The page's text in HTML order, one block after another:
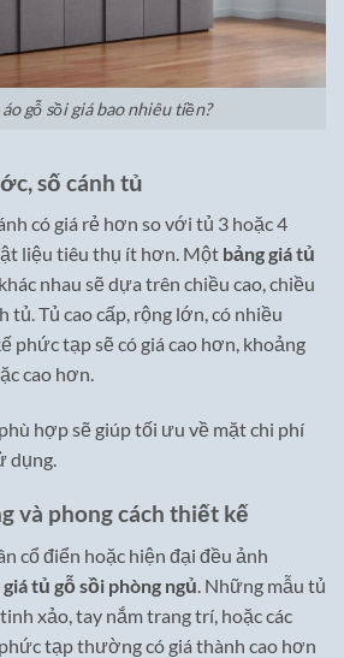
gỗ sồi giá bao nhiêu tiền?
số cánh tủ
có giá rẻ hơn so với tủ 3 hoặc 4
liệu tiêu thụ ít hơn. Một bảng giá tủ
nhau sẽ dựa trên chiều cao, chiều
tủ. Tủ cao cấp, rộng lớn, có nhiều
phức tạp sẽ có giá cao hơn, khoảng
cao hơn.
hợp sẽ giúp tối ưu về mặt chi phí
dụng.
và phong cách thiết kế
cổ điển hoặc hiện đại đều ảnh
giá tủ gỗ sồi phòng ngủ . Những mẫu tủ
xảo, tay nắm trang trí, hoặc các
tạp thường có giá thành cao hơn